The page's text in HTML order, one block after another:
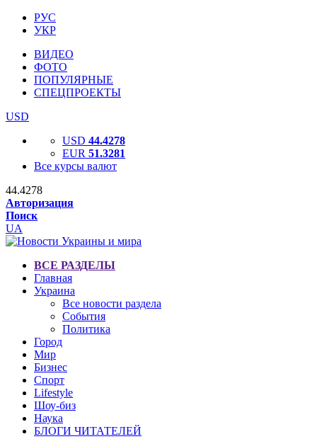
РУС
УКР
ВИДЕО
ФОТО
ПОПУЛЯРНЫЕ
СПЕЦПРОЕКТЫ
USD
USD 44.4278
EUR 51.3281
Все курсы валют
44.4278
Авторизация
Поиск
UA
ВСЕ РАЗДЕЛЫ
Главная
Украина
Все новости раздела
События
Политика
Город
Мир
Бизнес
Спорт
Lifestyle
Шоу-биз
Наука
БЛОГИ ЧИТАТЕЛЕЙ